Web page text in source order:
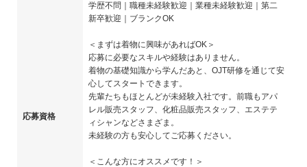
応募資格
学歴不問｜職種未経験歓迎｜業種未経験歓迎｜第二
新卒歓迎｜ブランクOK
＜まずは着物に興味があればOK＞
応募に必要なスキルや経験はありません。
着物の基礎知識から学んだあと、OJT研修を通じて安
心してスタートできます。
先輩たちもほとんどが未経験入社です。前職もアパ
レル販売スタッフ、化粧品販売スタッフ、エステテ
ィシャンなどさまざま。
未経験の方も安心してご応募ください。
＜こんな方にオススメです！＞